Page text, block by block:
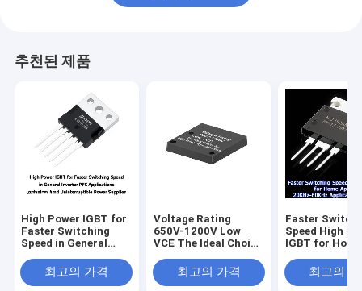
추천된 제품
High Power IGBT for
Faster Switching
Speed in General
Applications and
Uninterruptible
최고의 가격
Voltage Rating
650V-1200V Low
VCE The Ideal Choice
Applications
최고의 가격
Faster
Speed High
IGBT for Home
60KHz
Frequency
최고의